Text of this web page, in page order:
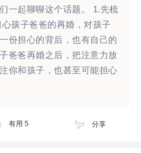
一起聊聊这个话题。 1.先梳
孩子爸爸的再婚，对孩子
份担心的背后，也有自己的
爸爸再婚之后，把注意力放
你和孩子，也甚至可能担心
不给了。 “女儿10岁了，一
，他有怎样的选择，是否步
有用 5 分享